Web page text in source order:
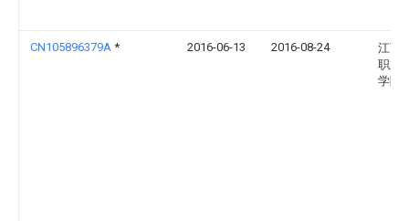
CN105896379A * 2016-06-13 2016-08-24
江西
职业
学院